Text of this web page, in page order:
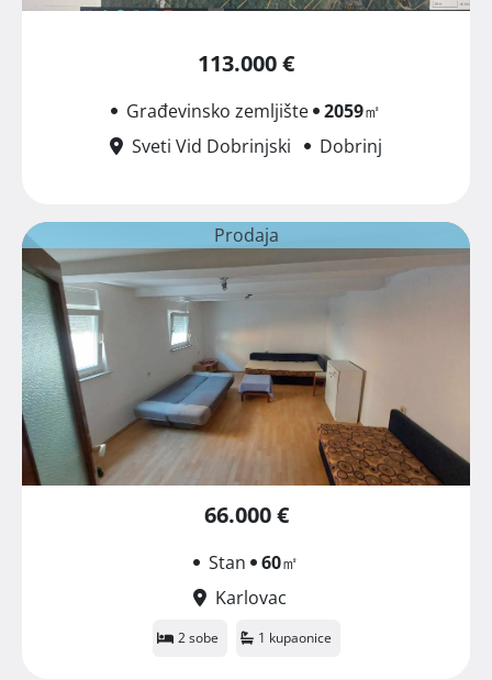
113.000 €
Građevinsko zemljište 2059㎡
Sveti Vid Dobrinjski
Dobrinj
Prodaja
66.000 €
Stan 60㎡
Karlovac
2 sobe 1 kupaonice